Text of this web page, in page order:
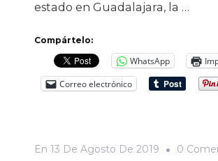
estado en Guadalajara, la …
Compártelo:
WhatsApp
Correo electrónico
En 13 De Agosto De 2019 0